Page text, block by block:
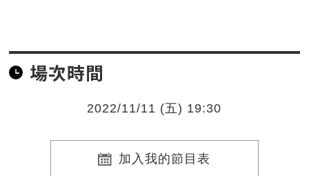
場次時間
2022/11/11 (五) 19:30
加入我的節目表